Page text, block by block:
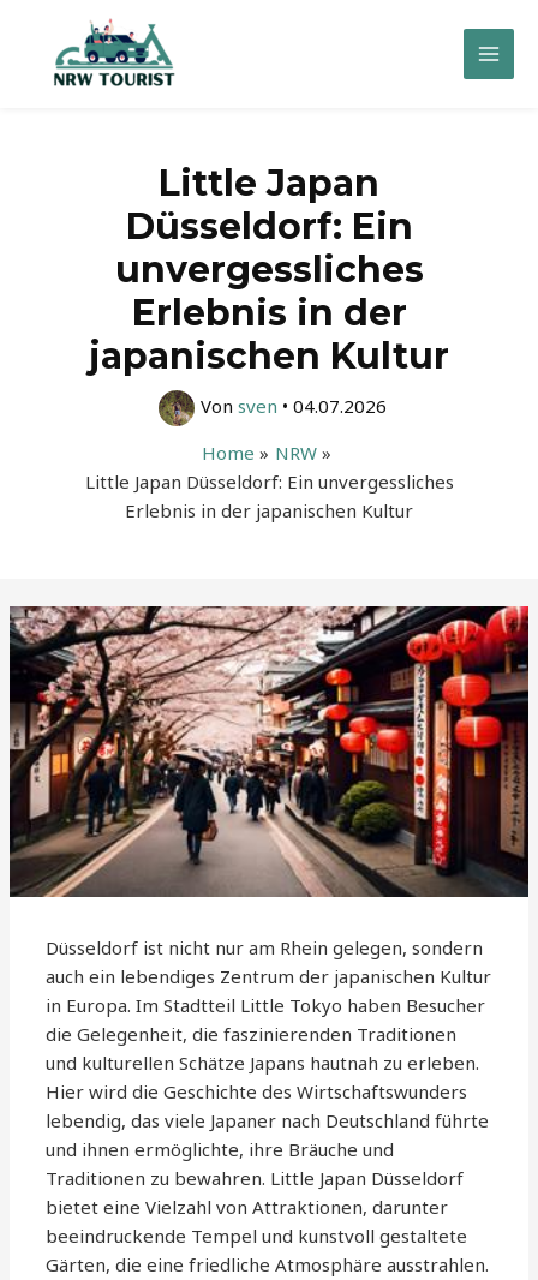
springen
Main
Little Japan
Düsseldorf: Ein
unvergessliches
Erlebnis in der
japanischen Kultur
Von sven • 04.07.2026
Home
NRW
Little Japan Düsseldorf: Ein unvergessliches
Erlebnis in der japanischen Kultur
Düsseldorf ist nicht nur am Rhein gelegen, sondern
auch ein lebendiges Zentrum der japanischen Kultur
in Europa. Im Stadtteil Little Tokyo haben Besucher
die Gelegenheit, die faszinierenden Traditionen
und kulturellen Schätze Japans hautnah zu erleben.
Hier wird die Geschichte des Wirtschaftswunders
lebendig, das viele Japaner nach Deutschland führte
und ihnen ermöglichte, ihre Bräuche und
Traditionen zu bewahren. Little Japan Düsseldorf
bietet eine Vielzahl von Attraktionen, darunter
beeindruckende Tempel und kunstvoll gestaltete
Gärten, die eine friedliche Atmosphäre ausstrahlen.